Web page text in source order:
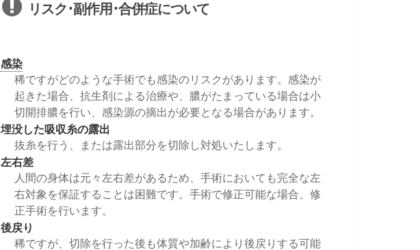
リスク･副作用･合併症について
感染
稀ですがどのような手術でも感染のリスクがあります。感染が
起きた場合、抗生剤による治療や、膿がたまっている場合は小
切開排膿を行い、感染源の摘出が必要となる場合があります。
埋没した吸収糸の露出
抜糸を行う、または露出部分を切除し対処いたします。
左右差
人間の身体は元々左右差があるため、手術においても完全な左
右対象を保証することは困難です。手術で修正可能な場合、修
正手術を行います。
後戻り
稀ですが、切除を行った後も体質や加齢により後戻りする可能